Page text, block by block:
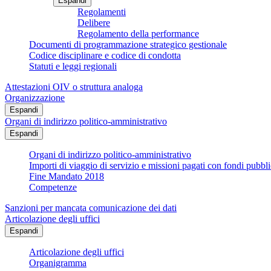
Regolamenti
Delibere
Regolamento della performance
Documenti di programmazione strategico gestionale
Codice disciplinare e codice di condotta
Statuti e leggi regionali
Attestazioni OIV o struttura analoga
Organizzazione
Espandi
Organi di indirizzo politico-amministrativo
Espandi
Organi di indirizzo politico-amministrativo
Importi di viaggio di servizio e missioni pagati con fondi
Fine Mandato 2018
Competenze
Sanzioni per mancata comunicazione dei dati
Articolazione degli uffici
Espandi
Articolazione degli uffici
Organigramma